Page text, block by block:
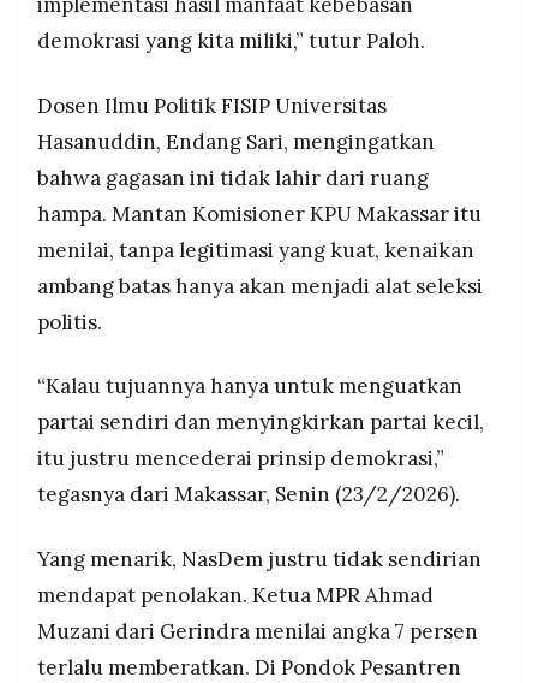
demokrasi yang kita miliki,” tutur Paloh.
Dosen Ilmu Politik FISIP Universitas
Hasanuddin, Endang Sari, mengingatkan
bahwa gagasan ini tidak lahir dari ruang
hampa. Mantan Komisioner KPU Makassar itu
menilai, tanpa legitimasi yang kuat, kenaikan
ambang batas hanya akan menjadi alat seleksi
politis.
“Kalau tujuannya hanya untuk menguatkan
partai sendiri dan menyingkirkan partai kecil,
itu justru mencederai prinsip demokrasi,”
tegasnya dari Makassar, Senin (23/2/2026).
Yang menarik, NasDem justru tidak sendirian
mendapat penolakan. Ketua MPR Ahmad
Muzani dari Gerindra menilai angka 7 persen
terlalu memberatkan. Di Pondok Pesantren